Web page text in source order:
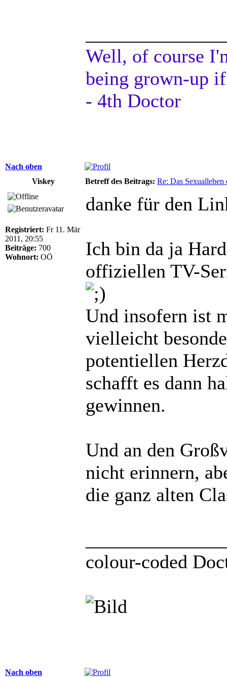
Well, of course
being grown-up
- 4th Doctor
Nach oben
Viskey
Betreff des Beitrags: Re: Das
Registriert: Fr 11. Mär
2011, 20:55
Beiträge: 700
Wohnort: OÖ
danke für den
Ich bin da ja
offiziellen TV-
Und insofern ist
vielleicht
potentiellen
schafft es dann
gewinnen.
Und an den
nicht erinnern,
die ganz alten
colour-coded
Nach oben